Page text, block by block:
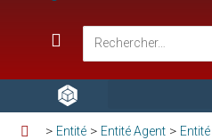
Entité > Entité Agent >